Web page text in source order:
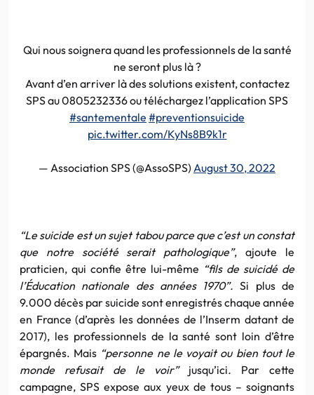
Qui nous soignera quand les professionnels de la santé
ne seront plus là ?
Avant d’en arriver là des solutions existent, contactez
SPS au 0805232336 ou téléchargez l’application SPS
#santementale #preventionsuicide
pic.twitter.com/KyNs8B9k1r
— Association SPS (@AssoSPS) August 30, 2022
“Le suicide est un sujet tabou parce que c’est un constat
que notre société serait pathologique”, ajoute le
praticien, qui confie être lui-même “fils de suicidé de
l’Éducation nationale des années 1970”.Si plus de
9.000 décès par suicide sont enregistrés chaque année
en France (d’après les données de l’Inserm datant de
2017), les professionnels de la santé sont loin d’être
épargnés. Mais “personne ne le voyait ou bien tout le
monde refusait de le voir” jusqu’ici. Par cette
campagne, SPS expose aux yeux de tous – soignants